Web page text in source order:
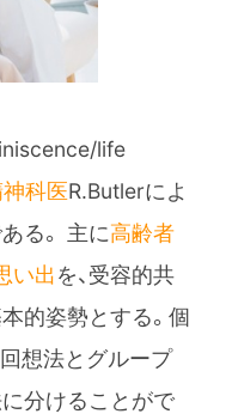
life
科医R.Butlerによ
る。 主に高齢者
い出を、受容的共
的姿勢とする。個
想法とグループ
分けることがで